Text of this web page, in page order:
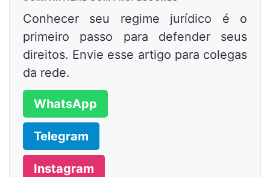
Conhecer seu regime jurídico é o
primeiro passo para defender seus
direitos. Envie esse artigo para colegas
da rede.
WhatsApp
Telegram
Instagram